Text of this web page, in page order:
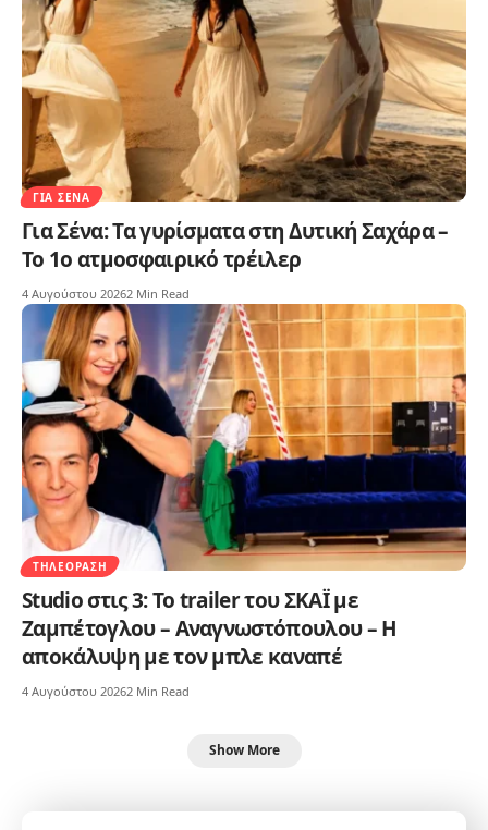
ΓΙΑ ΣΈΝΑ
Για Σένα: Τα γυρίσματα στη Δυτική Σαχάρα –
Το 1ο ατμοσφαιρικό τρέιλερ
4 Αυγούστου 20262 Min Read
ΤΗΛΕΌΡΑΣΗ
Studio στις 3: Το trailer του ΣΚΑΪ με
Ζαμπέτογλου – Αναγνωστόπουλου – Η
αποκάλυψη με τον μπλε καναπέ
4 Αυγούστου 20262 Min Read
Show More